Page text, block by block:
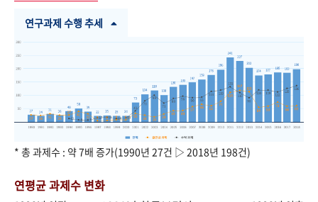
연구과제 수행 추세
* 총 과제수 : 약 7배 증가(1990년 27건 ▷ 2018년 198건)
연평균 과제수 변화